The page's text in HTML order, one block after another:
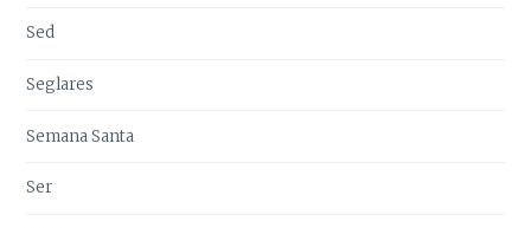
Sed
Seglares
Semana Santa
Ser